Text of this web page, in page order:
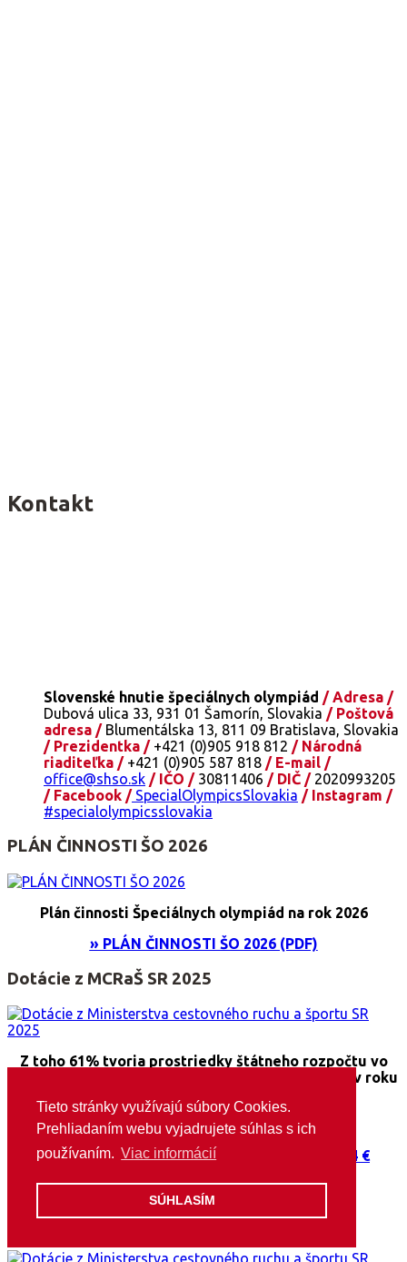
Tieto stránky využívajú súbory Cookies.
Prehliadaním webu vyjadrujete súhlas s ich
používaním. Viac informácií
SÚHLASÍM
Kontakt
Slovenské hnutie špeciálnych olympiád / Adresa /
Dubová ulica 33, 931 01 Šamorín, Slovakia / Poštová
adresa /Blumentálska 13, 811 09 Bratislava, Slovakia
/ Prezidentka /+421 (0)905 918 812 / Národná
riaditeľka /+421 (0)905 587 818 / E-mail /
office@shso.sk / IČO /30811406 / DIČ /2020993205
/ Facebook /SpecialOlympicsSlovakia / Instagram /
#specialolympicsslovakia
PLÁN ČINNOSTI ŠO 2026
Plán činnosti Špeciálnych olympiád na rok 2026
» PLÁN ČINNOSTI ŠO 2026 (PDF)
Dotácie z MCRaŠ SR 2025
Z toho 61% tvoria prostriedky štátneho rozpočtu vo
výške odvodu z prevádzkovania lotériových hier v roku
Dotácia a jej vyúčtovanie za rok 2025: 460 344 €
Dotácie z MCRaŠ SR 2026